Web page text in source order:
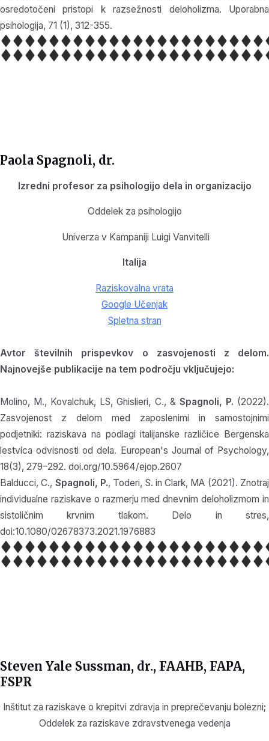
osredotočeni pristopi k razsežnosti deloholizma. Uporabna
psihologija, 71 (1), 312-355.
Paola Spagnoli, dr.
Izredni profesor za psihologijo dela in organizacijo
Oddelek za psihologijo
Univerza v Kampaniji Luigi Vanvitelli
Italija
Raziskovalna vrata
Google Učenjak
Spletna stran
Avtor številnih prispevkov o zasvojenosti z delom.
Najnovejše publikacije na tem področju vključujejo:
Molino, M., Kovalchuk, LS, Ghislieri, C., & Spagnoli, P. (2022).
Zasvojenost z delom med zaposlenimi in samostojnimi
podjetniki: raziskava na podlagi italijanske različice Bergenska
lestvica odvisnosti od dela. European's Journal of Psychology,
18(3), 279–292. doi.org/10.5964/ejop.2607
Balducci, C., Spagnoli, P., Toderi, S. in Clark, MA (2021). Znotraj
individualne raziskave o razmerju med dnevnim deloholizmom in
sistoličnim krvnim tlakom. Delo in stres,
doi:10.1080/02678373.2021.1976883
Steven Yale Sussman, dr., FAAHB, FAPA,
FSPR
Inštitut za raziskave o krepitvi zdravja in preprečevanju bolezni;
Oddelek za raziskave zdravstvenega vedenja